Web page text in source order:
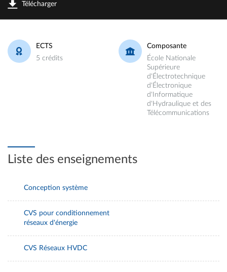
Télécharger
ECTS
5 crédits
Composante
École Nationale
Supérieure
d'Électrotechnique
d'Électronique
d'Informatique
d'Hydraulique et des
Télécommunications
Liste des enseignements
Conception système
CVS pour conditionnement
réseaux d'énergie
CVS Réseaux HVDC